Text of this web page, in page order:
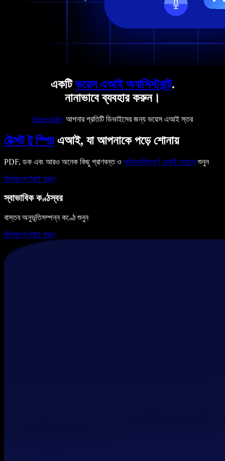
একটিভয়েস এআই অ্যাসিস্ট্যান্ট.
নানাভাবে ব্যবহার করুন।
Speechify আপনার প্রতিটি ডিভাইসের জন্য ভয়েস এআই স্তর
টেক্সট টু স্পিচএআই, যা আপনাকে পড়ে শোনায়
PDF, ডক এবং আরও অনেক কিছু প্রাণবন্ত ও অভিব্যক্তিপূর্ণ এআই ভয়েসেশুনুন
বিনামূল্যে ট্রাই করুন
স্বাভাবিক কণ্ঠস্বর
বাস্তব অনুভূতিসম্পন্ন কণ্ঠে শুনুন
বিনামূল্যে ট্রাই করুন